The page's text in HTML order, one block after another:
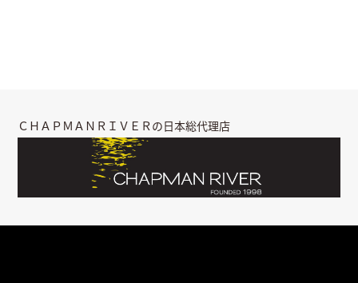
ＣＨＡＰＭＡＮＲＩＶＥＲの日本総代理店